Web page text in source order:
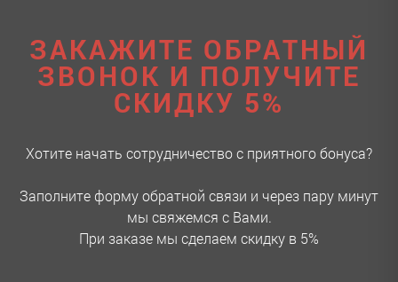
ЗАКАЖИТЕ ОБРАТНЫЙ
ЗВОНОК И ПОЛУЧИТЕ
СКИДКУ 5%
Хотите начать сотрудничество с приятного бонуса?
Заполните форму обратной связи и через пару минут
мы свяжемся с Вами.
При заказе мы сделаем скидку в 5%